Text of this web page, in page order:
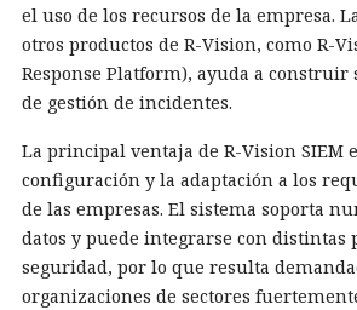
el uso de los recursos de la empresa.
otros productos de R-Vision, como R-
Response Platform), ayuda a construir
de gestión de incidentes.
La principal ventaja de R-Vision SIEM
configuración y la adaptación a los
de las empresas. El sistema soporta
datos y puede integrarse con distintas
seguridad, por lo que resulta
organizaciones de sectores